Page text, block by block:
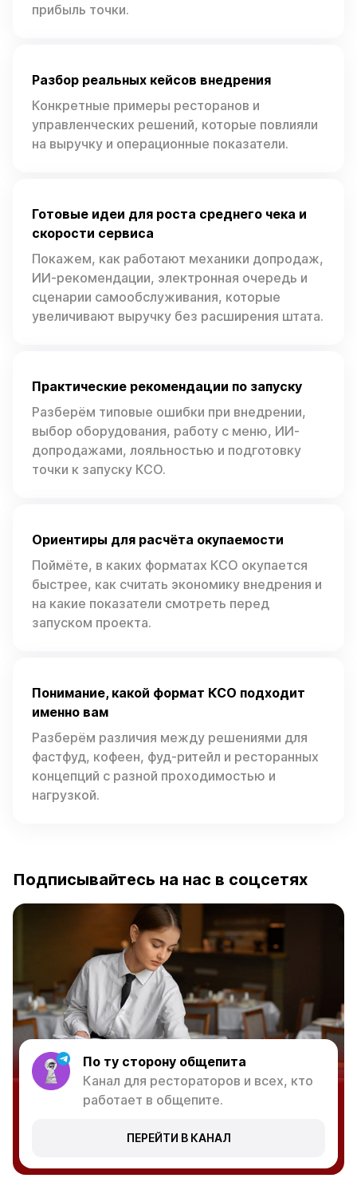
прибыль точки.
Разбор реальных кейсов внедрения
Конкретные примеры ресторанов и
управленческих решений, которые повлияли
на выручку и операционные показатели.
Готовые идеи для роста среднего чека и
скорости сервиса
Покажем, как работают механики допродаж,
ИИ-рекомендации, электронная очередь и
сценарии самообслуживания, которые
увеличивают выручку без расширения штата.
Практические рекомендации по запуску
Разберём типовые ошибки при внедрении,
выбор оборудования, работу с меню, ИИ-
допродажами, лояльностью и подготовку
точки к запуску КСО.
Ориентиры для расчёта окупаемости
Поймёте, в каких форматах КСО окупается
быстрее, как считать экономику внедрения и
на какие показатели смотреть перед
запуском проекта.
Понимание, какой формат КСО подходит
именно вам
Разберём различия между решениями для
фастфуд, кофеен, фуд-ритейл и ресторанных
концепций с разной проходимостью и
нагрузкой.
Подписывайтесь на нас в соцсетях
По ту сторону общепита
Канал для рестораторов и всех, кто
работает в общепите.
ПЕРЕЙТИ В КАНАЛ